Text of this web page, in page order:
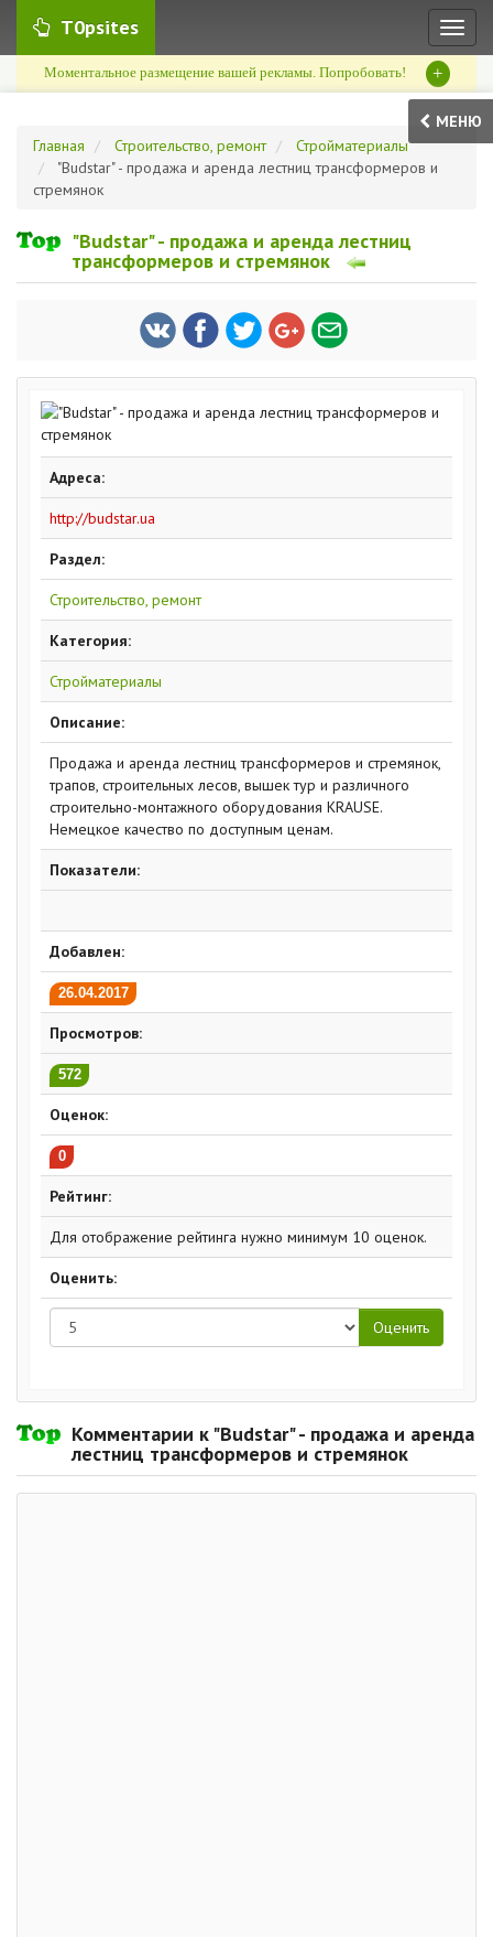
T0psites
Моментальное размещение вашей рекламы. Попробовать! +
МЕНЮ
Главная
Строительство, ремонт
Стройматериалы
"Budstar" - продажа и аренда лестниц трансформеров и
стремянок
"Budstar" - продажа и аренда лестниц
трансформеров и стремянок
Адреса:
http://budstar.ua
Раздел:
Строительство, ремонт
Категория:
Стройматериалы
Описание:
Продажа и аренда лестниц трансформеров и стремянок,
трапов, строительных лесов, вышек тур и различного
строительно-монтажного оборудования KRAUSE.
Немецкое качество по доступным ценам.
Показатели:
Добавлен:
26.04.2017
Просмотров:
572
Оценок:
0
Рейтинг:
Для отображение рейтинга нужно минимум 10 оценок.
Оценить:
Комментарии к "Budstar" - продажа и аренда
лестниц трансформеров и стремянок